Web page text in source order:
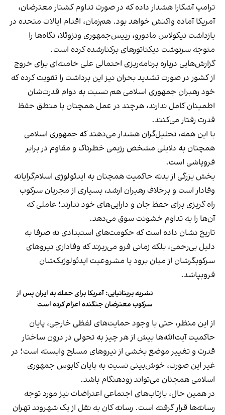
ترامپ آشکارا هشدار داده که در صورت تداوم کشتار معترضان،
آمریکا آماده واکنش خواهد بود. هم‌زمان، اقدام ایالات متحده در
بازداشت نیکولاس مادورو، رییس‌جمهوری ونزوئلا، نگاه‌ها را
متوجه سرنوشت دیکتاتورهای برکنارشده کرده است.
گزارش‌هایی درباره برنامه‌ریزی احتمالی علی خامنه‌ای برای خروج
از کشور در صورت تشدید بحران نیز این برداشت را تقویت کرده که
خود رهبران جمهوری اسلامی هم نسبت به دوام قدرت‌شان
اطمینان کامل ندارند، هرچند در عمل همچنان با منطق حفظ
قدرت رفتار می‌کنند.
با این همه، تحلیل‌گران هشدار می‌دهند که جمهوری اسلامی
همچنان به دلایلی مشخص رژیمی خطرناک و مقاوم در برابر
فروپاشی است.
بخش بزرگی از بدنه حاکمیت همچنان به ایدئولوژی اسلام‌گرایانه
وفادار است و برخلاف رهبران ارشد، بسیاری از مجریان سرکوب
راه گریزی برای حفظ جان و دارایی‌های خود ندارند؛ عاملی که
آن‌ها را به تداوم خشونت سوق می‌دهد.
تاریخ نشان داده است که حکومت‌های استبدادی نه صرفا به
دلیل بی‌رحمی، بلکه زمانی فرو می‌ریزند که وفاداری نیروهای
سرکوبگرشان از میان برود یا مشروعیت ایدئولوژیک‌شان
فروبپاشد.
نشریه بریتانیایی: آمریکا برای حمله به ایران پس از
سرکوب‌ معترضان جنگنده اعزام کرده است
از این منظر، حتی با وجود حمایت‌های لفظی خارجی، پایان
حاکمیت آیت‌الله‌ها بیش از هر چیز به تحولی در درون ساختار
قدرت و تغییر موضع بخشی از نیروهای مسلح وابسته است؛ در
غیر این صورت، خوش‌بینی نسبت به پایان کابوس جمهوری
اسلامی همچنان می‌تواند زودهنگام باشد.
در همین حال، بازتاب‌های اجتماعی اعتراضات نیز مورد توجه
رسانه‌ها قرار گرفته است. رسانه کان به نقل از یک شهروند تهران